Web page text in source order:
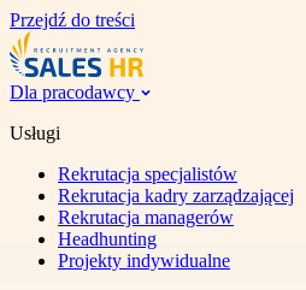
Przejdź do treści
Dla pracodawcy
Usługi
Rekrutacja specjalistów
Rekrutacja kadry zarządzającej
Rekrutacja managerów
Headhunting
Projekty indywidualne